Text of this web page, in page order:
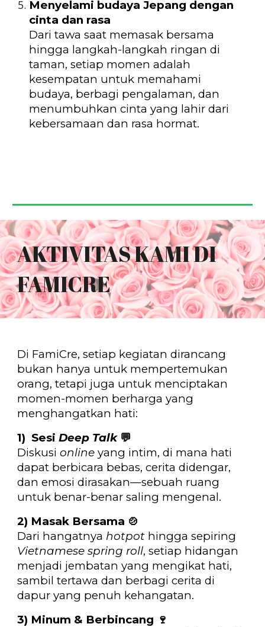
Menyelami budaya Jepang dengan
cinta dan rasa
Dari tawa saat memasak bersama
hingga langkah-langkah ringan di
taman, setiap momen adalah
kesempatan untuk memahami
budaya, berbagi pengalaman, dan
menumbuhkan cinta yang lahir dari
kebersamaan dan rasa hormat.
AKTIVITAS KAMI DI
FAMICRE
Di FamiCre, setiap kegiatan dirancang
bukan hanya untuk mempertemukan
orang, tetapi juga untuk menciptakan
momen-momen berharga yang
menghangatkan hati:
1) SesiDeep Talk 💬
Diskusionline yang intim, di mana hati
dapat berbicara bebas, cerita didengar,
dan emosi dirasakan—sebuah ruang
untuk benar-benar saling mengenal.
2) Masak Bersama 🍲
Dari hangatnya hotpot hingga sepiring
Vietnamese spring roll, setiap hidangan
menjadi jembatan yang mengikat hati,
sambil tertawa dan berbagi cerita di
dapur yang penuh kehangatan.
3) Minum & Berbincang 🍷